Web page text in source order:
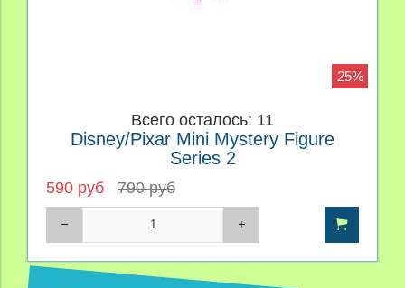
25%
Всего осталось: 11
Disney/Pixar Mini Mystery Figure
Series 2
590 руб 790 руб